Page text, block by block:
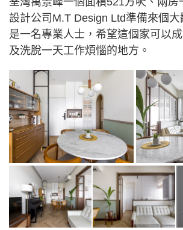
設計公司M.T Design Ltd準備來個大
是一名專業人士，希望這個家可以
及洗脫一天工作煩惱的地方。